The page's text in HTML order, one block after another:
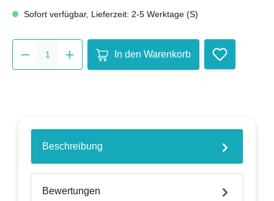
Sofort verfügbar, Lieferzeit: 2-5 Werktage (S)
Produkt Anzahl: Gib den
In den Warenkorb
Beschreibung
Bewertungen